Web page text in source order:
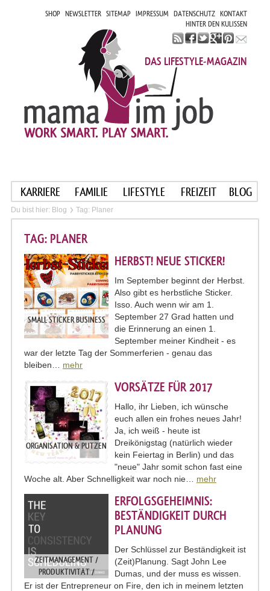
SHOP NEWSLETTER SITEMAP IMPRESSUM DATENSCHUTZ KONTAKT
HINTER DEN KULISSEN
DAS LIFESTYLE-MAGAZIN
KARRIERE FAMILIE LIFESTYLE FREIZEIT BLOG
Du bist hier: Blog Tag: Planer
TAG: PLANER
SMALL STICKER BUSINESS
HERBST! NEUE STICKER!
Im September beginnt der Herbst.
Also gibt es herbstliche Sticker.
Isso. Auch wenn wir am 1.
September 27 Grad hatten und
die Erinnerung an einen 1.
September meiner Kindheit - es
war der letzte Tag der Sommerferien - genau das
bleiben… mehr
ORGANISATION & PUTZEN
VORSÄTZE FÜR 2017
Hallo, ihr Lieben, ich wünsche
euch allen ein frohes neues Jahr!
Ja, ich weiß - heute ist
Dreikönigstag (natürlich wieder
kein Feiertag in Berlin) und das
"neue" Jahr somit schon fast eine
Woche alt. Aber Schnelligkeit war noch nie… mehr
ZEITMANAGEMENT /
PRODUKTIVITÄT /
ORGANISATION
ERFOLGSGEHEIMNIS:
BESTÄNDIGKEIT DURCH
PLANUNG
Der Schlüssel zur Beständigkeit ist
(Zeit)Planung. Sagt John Lee
Dumas, und der muss es wissen.
Er ist der Entrepreneur on Fire, den ich in meinem letzten